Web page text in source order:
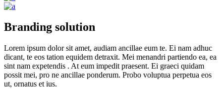
Branding solution
Lorem ipsum dolor sit amet, audiam ancillae eum te. Ei nam adhuc
dicant, te eos tation equidem detraxit. Mei menandri partiendo ea, ea
sint nam expetendis . At eum impedit praesent. Ei graeci quidam
possit mei, pro ne ancillae ponderum. Probo voluptua perpetua eos
ut, ornatus et ius.